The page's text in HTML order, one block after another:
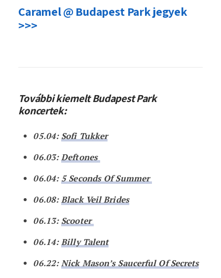
Caramel @ Budapest Park jegyek
>>>
További kiemelt Budapest Park
koncertek:
05.04: Sofi Tukker
06.03:Deftones
06.04: 5 Seconds Of Summer
06.08:Black Veil Brides
06.13: Scooter
06.14:Billy Talent
06.22:Nick Mason’s Saucerful Of Secrets